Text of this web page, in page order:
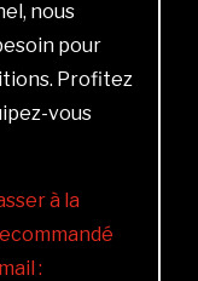
nous
pour
Profitez
vous
à la
: